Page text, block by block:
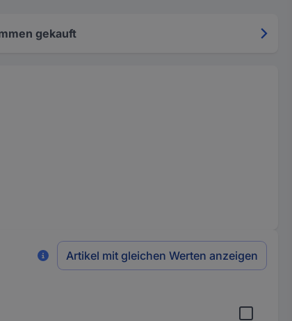
gekauft
Artikel mit gleichen Werten anzeigen